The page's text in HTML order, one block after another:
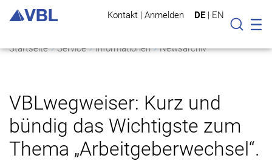
Kontakt | Anmelden DE | EN
Suche
Startseite Service Informationen Newsarchiv
VBLwegweiser: Kurz und
bündig das Wichtigste zum
Thema „Arbeitgeberwechsel“.